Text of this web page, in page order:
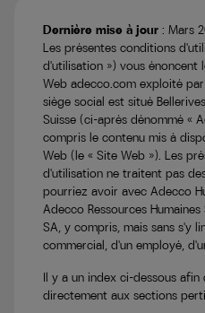
Dernière mise à jour : Mars
Les présentes conditions
d'utilisation ») vous énoncent
Web adecco.com exploité
siège social est situé
Suisse (ci-après dénommé «
compris le contenu mis à
Web (le « Site Web »). Les
d'utilisation ne traitent pas
pourriez avoir avec Adecco
Adecco Ressources
SA, y compris, mais sans s'y
commercial, d'un employé,
Il y a un index ci-dessous afin
directement aux sections